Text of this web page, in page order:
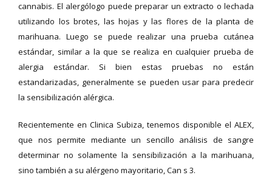
cannabis. El alergólogo puede preparar un extracto o lechada
utilizando los brotes, las hojas y las flores de la planta de
marihuana. Luego se puede realizar una prueba cutánea
estándar, similar a la que se realiza en cualquier prueba de
alergia estándar. Si bien estas pruebas no están
estandarizadas, generalmente se pueden usar para predecir
la sensibilización alérgica.
Recientemente en Clinica Subiza, tenemos disponible el ALEX,
que nos permite mediante un sencillo análisis de sangre
determinar no solamente la sensibilización a la marihuana,
sino también a su alérgeno mayoritario, Can s 3.